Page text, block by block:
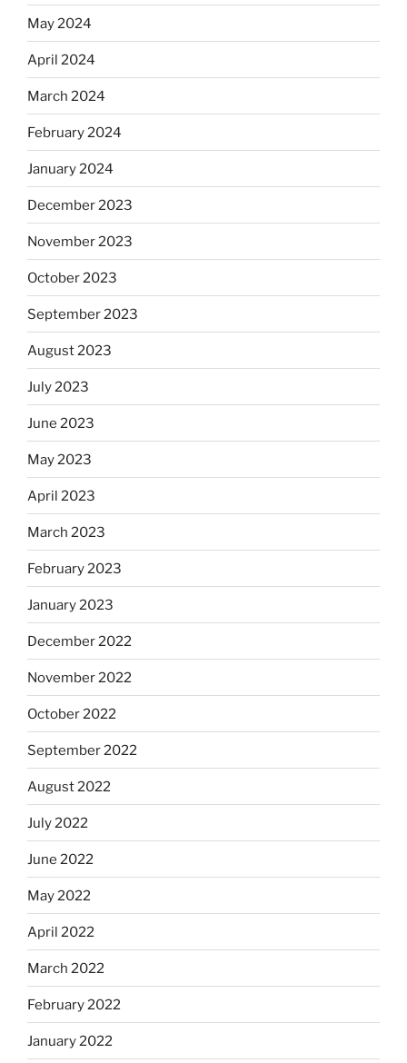
May 2024
April 2024
March 2024
February 2024
January 2024
December 2023
November 2023
October 2023
September 2023
August 2023
July 2023
June 2023
May 2023
April 2023
March 2023
February 2023
January 2023
December 2022
November 2022
October 2022
September 2022
August 2022
July 2022
June 2022
May 2022
April 2022
March 2022
February 2022
January 2022